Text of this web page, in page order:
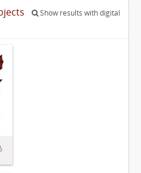
Show results with digital